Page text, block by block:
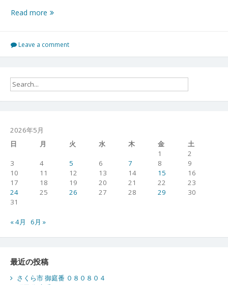
Read more 佐
丘
御
番
Leave a comment
2026年5月
日
月 火 水 木 金
土
1
2
3
4 5 6 7 8
9
10
11 12 13 14 15
16
17
18 19 20 21 22
23
24
25 26 27 28 29
30
31
« 4月 6月 »
最近の投稿
さくら市 御庭番 ０８０８０４